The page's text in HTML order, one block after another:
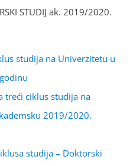
STUDIJ ak. 2019/2020.
studija na Univerzitetu u
treći ciklus studija na
2019/2020.
studija – Doktorski